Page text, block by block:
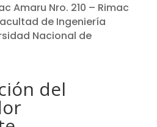
Amaru Nro. 210 – Rimac
de Ingeniería
Nacional de
del